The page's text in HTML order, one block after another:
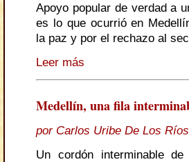
Apoyo popular de verdad a
es lo que ocurrió en
la paz y por el rechazo al
Leer más
Medellín, una fila
por Carlos Uribe De Los Ríos
Un cordón interminable